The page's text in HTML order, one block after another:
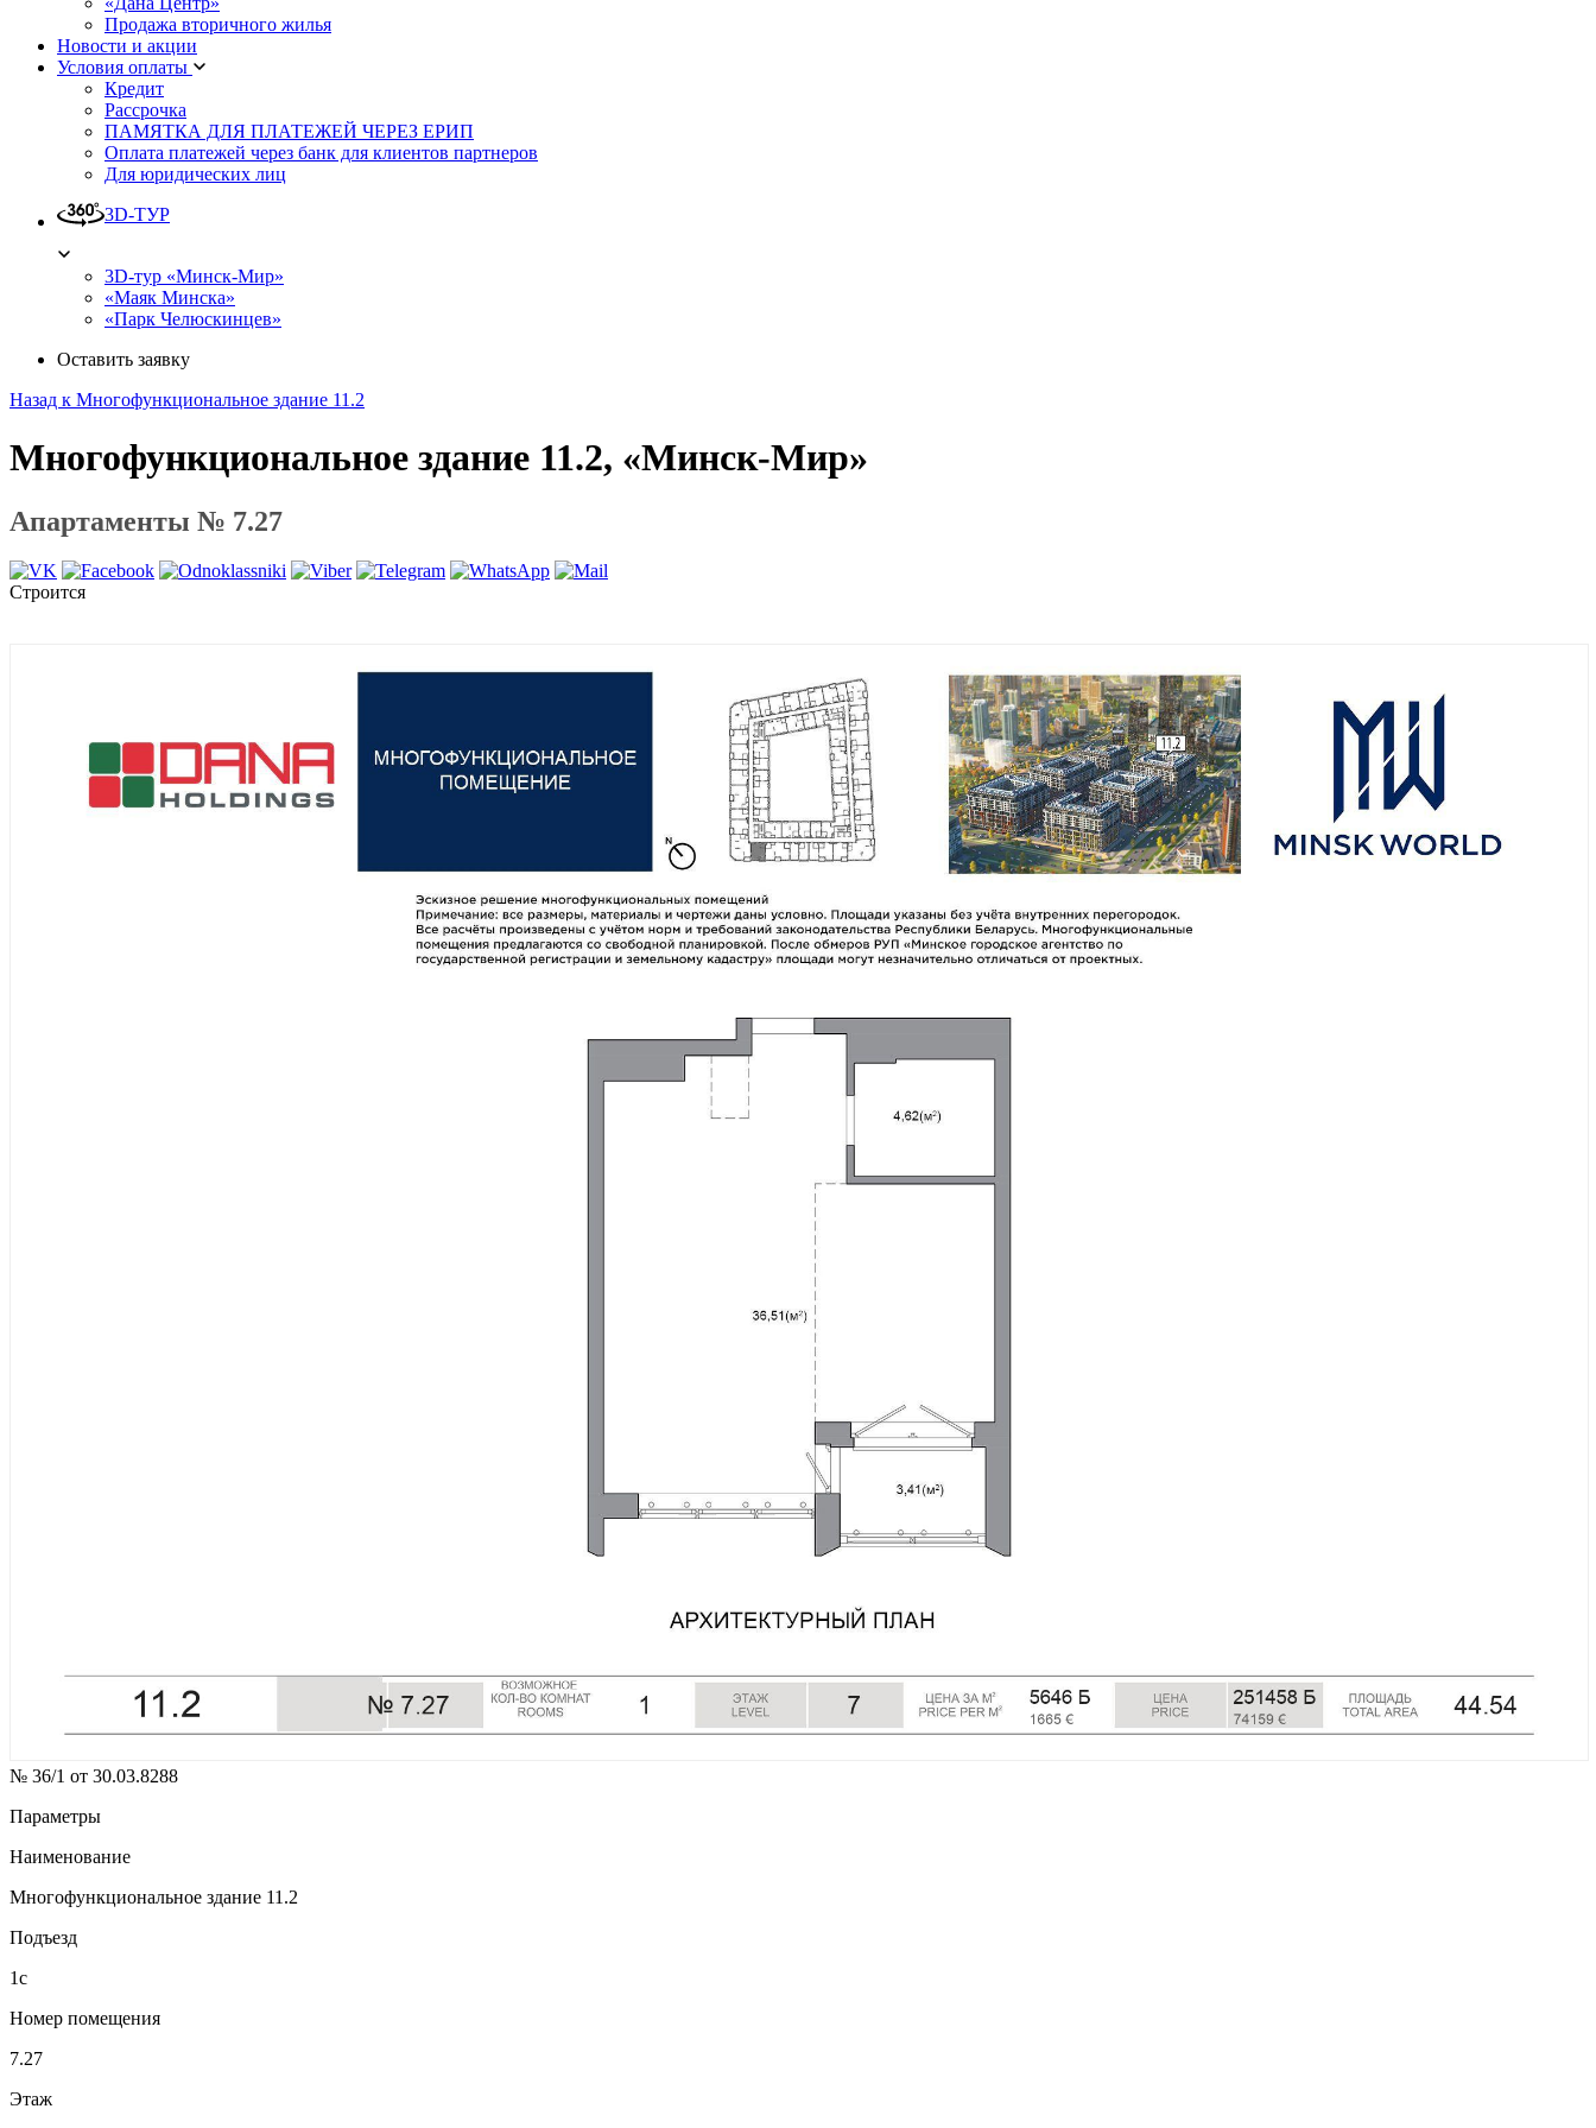
Продажа вторичного жилья
Новости и акции
Условия оплаты
Кредит
Рассрочка
ПАМЯТКА ДЛЯ ПЛАТЕЖЕЙ ЧЕРЕЗ ЕРИП
Оплата платежей через банк для клиентов партнеров
Для юридических лиц
3D-ТУР
3D-тур «Минск-Мир»
«Маяк Минска»
«Парк Челюскинцев»
Оставить заявку
Назад к Многофункциональное здание 11.2
Многофункциональное здание 11.2, «Минск-Мир»
Апартаменты № 7.27
Строится
№ 36/1 от 30.03.8288
Параметры
Наименование
Многофункциональное здание 11.2
Подъезд
1с
Номер помещения
7.27
Этаж